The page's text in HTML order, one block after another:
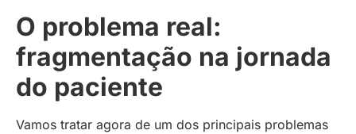
O problema real:
fragmentação na jornada
do paciente
Vamos tratar agora de um dos principais problemas